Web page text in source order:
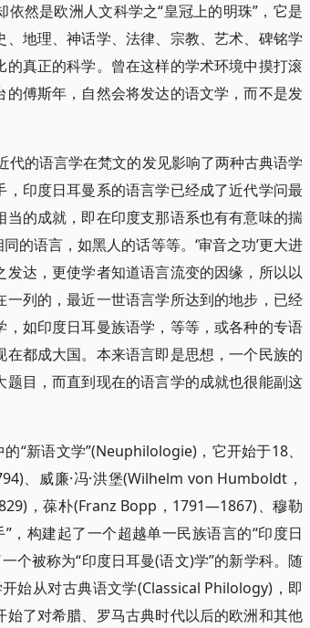
然是欧洲人文科学之“皇冠上的明珠”，它是
地理、神话学、法律、宗教、艺术、碑铭学
真正的科学。曾在这样的学术环境中摸打滚
傅斯年，自然会将发达的语文学，而不是发
代的语言学在梵文的发见影响了两种古典语学
印度日耳曼系的语言学已经成了近代学问最
的成就，即在印度支那语系也有有意味的揣
的语言，如黑人的话等等。‘审音之功’更大进
达，更使学者知道语言流变的因缘，所以以
列的，最近一世语言学所达到的地步，已经
如印度日耳曼族语学，等等，或各种的专语
都成大国。本来语言即是思想，一个民族的
目，而直到现在的语言学的成就也很能副这
“新语文学”(Neuphilologie)，它开始于18、
、威廉·冯·洪堡(Wilhelm von Humboldt，
，葆朴(Franz Bopp，1791—1867)、穆勒
构建起了一个超越单一民族语言的“印度日
被称为“印度日耳曼(语文)学”的新学科。随
始从对古典语文学(Classical Philology)，即
了对希腊、罗马古典时代以后的欧洲和其他